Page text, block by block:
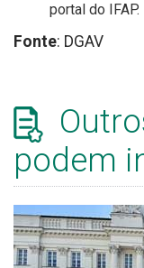
portal do IFAP.
Fonte: DGAV
podem